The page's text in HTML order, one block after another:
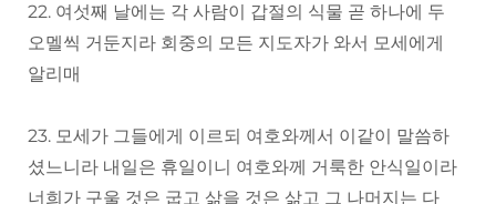
22. 여섯째 날에는 각 사람이 갑절의 식물 곧 하나에 두
오멜씩 거둔지라 회중의 모든 지도자가 와서 모세에게
알리매
23. 모세가 그들에게 이르되 여호와께서 이같이 말씀하
셨느니라 내일은 휴일이니 여호와께 거룩한 안식일이라
너희가 구울 것은 굽고 삶을 것은 삶고 그 나머지는 다